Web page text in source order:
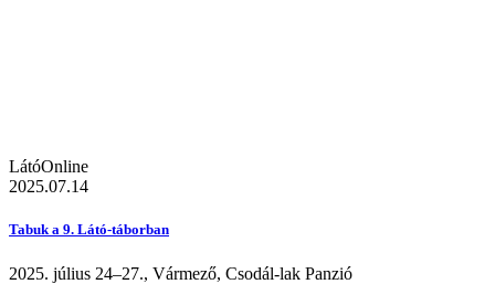
LátóOnline
2025.07.14
Tabuk a 9. Látó-táborban
2025. július 24–27., Vármező, Csodál-lak Panzió